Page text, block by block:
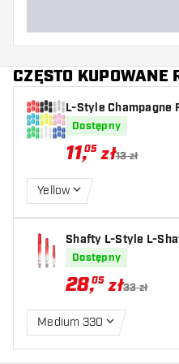
CZĘSTO KUPOWANE
L-Style Champagne
Dostępny
11,05 zł13 zł
Yellow
Shafty L-Style L-
aight Apple Red
Dostępny
28,05 zł33 zł
Medium 330